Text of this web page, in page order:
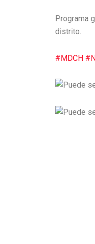
Programa
distrito.
#MDCH